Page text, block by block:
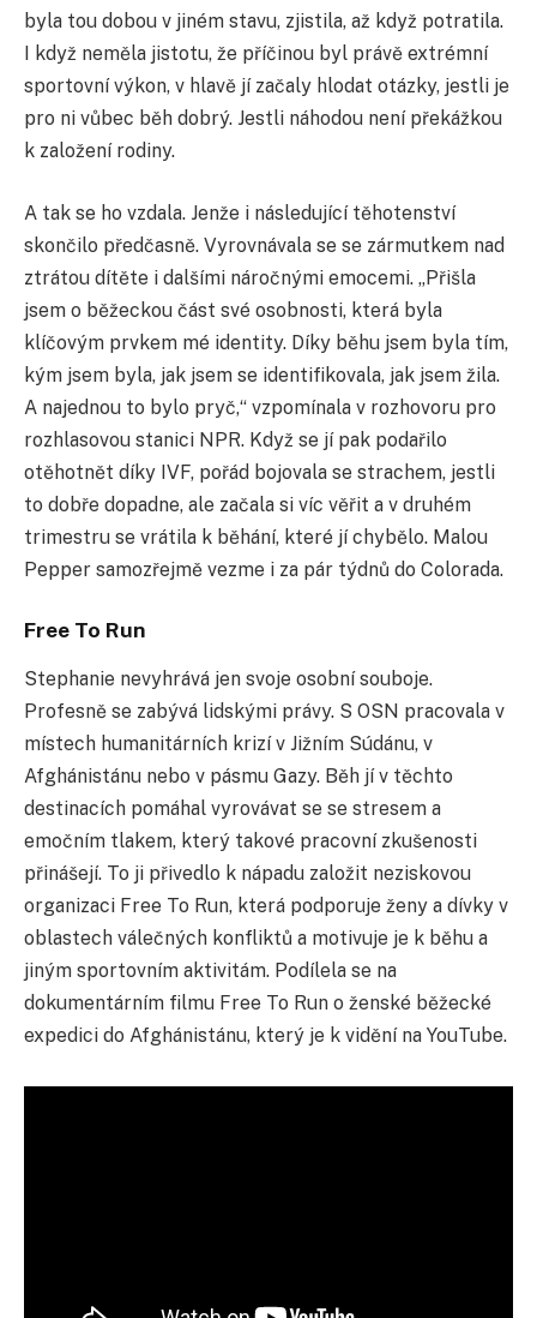
byla tou dobou v jiném stavu, zjistila, až když potratila.
I když neměla jistotu, že příčinou byl právě extrémní
sportovní výkon, v hlavě jí začaly hlodat otázky, jestli je
pro ni vůbec běh dobrý. Jestli náhodou není překážkou
k založení rodiny.
A tak se ho vzdala. Jenže i následující těhotenství
skončilo předčasně. Vyrovnávala se se zármutkem nad
ztrátou dítěte i dalšími náročnými emocemi. „Přišla
jsem o běžeckou část své osobnosti, která byla
klíčovým prvkem mé identity. Díky běhu jsem byla tím,
kým jsem byla, jak jsem se identifikovala, jak jsem žila.
A najednou to bylo pryč,“ vzpomínala v rozhovoru pro
rozhlasovou stanici NPR. Když se jí pak podařilo
otěhotnět díky IVF, pořád bojovala se strachem, jestli
to dobře dopadne, ale začala si víc věřit a v druhém
trimestru se vrátila k běhání, které jí chybělo. Malou
Pepper samozřejmě vezme i za pár týdnů do Colorada.
Free To Run
Stephanie nevyhrává jen svoje osobní souboje.
Profesně se zabývá lidskými právy. S OSN pracovala v
místech humanitárních krizí v Jižním Súdánu, v
Afghánistánu nebo v pásmu Gazy. Běh jí v těchto
destinacích pomáhal vyrovávat se se stresem a
emočním tlakem, který takové pracovní zkušenosti
přinášejí. To ji přivedlo k nápadu založit neziskovou
organizaci Free To Run, která podporuje ženy a dívky v
oblastech válečných konfliktů a motivuje je k běhu a
jiným sportovním aktivitám. Podílela se na
dokumentárním filmu Free To Run o ženské běžecké
expedici do Afghánistánu, který je k vidění na YouTube.